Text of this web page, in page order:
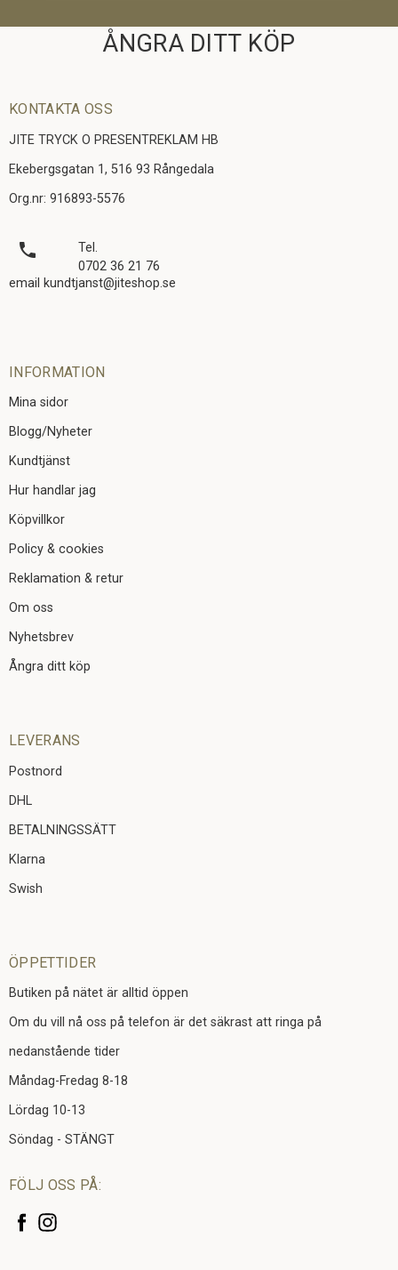
ÅNGRA DITT KÖP
KONTAKTA OSS
JITE TRYCK O PRESENTREKLAM HB
Ekebergsgatan 1, 516 93 Rångedala
Org.nr: 916893-5576
local_phone
Tel.
0702 36 21 76
email kundtjanst@jiteshop.se
INFORMATION
Mina sidor
Blogg/Nyheter
Kundtjänst
Hur handlar jag
Köpvillkor
Policy & cookies
Reklamation & retur
Om oss
Nyhetsbrev
Ångra ditt köp
LEVERANS
Postnord
DHL
BETALNINGSSÄTT
Klarna
Swish
ÖPPETTIDER
Butiken på nätet är alltid öppen
Om du vill nå oss på telefon är det säkrast att ringa på
nedanstående tider
Måndag-Fredag 8-18
Lördag 10-13
Söndag - STÄNGT
FÖLJ OSS PÅ: